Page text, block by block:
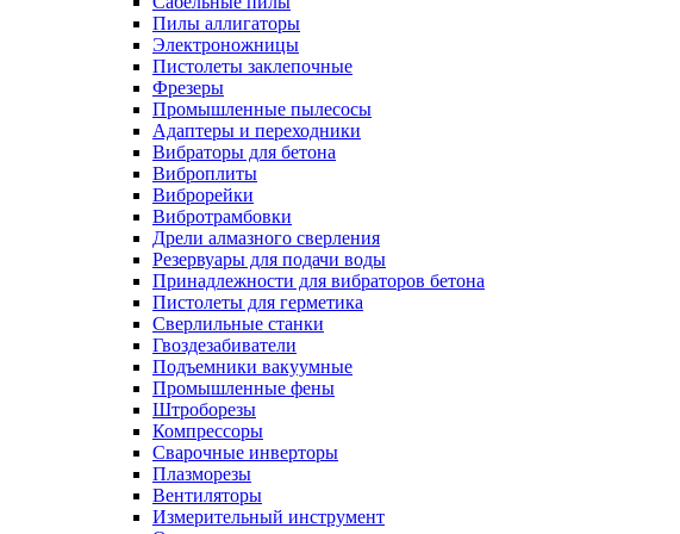
Пилы аллигаторы
Электроножницы
Пистолеты заклепочные
Фрезеры
Промышленные пылесосы
Адаптеры и переходники
Вибраторы для бетона
Виброплиты
Виброрейки
Вибротрамбовки
Дрели алмазного сверления
Резервуары для подачи воды
Принадлежности для вибраторов бетона
Пистолеты для герметика
Сверлильные станки
Гвоздезабиватели
Подъемники вакуумные
Промышленные фены
Штроборезы
Компрессоры
Сварочные инверторы
Плазморезы
Вентиляторы
Измерительный инструмент